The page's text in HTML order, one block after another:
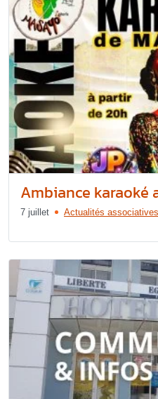
Ambiance karaoké
7 juillet Actualités associatives